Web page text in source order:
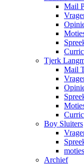
Mail
Tjerk
Mail
Boy Sluiters
Archief